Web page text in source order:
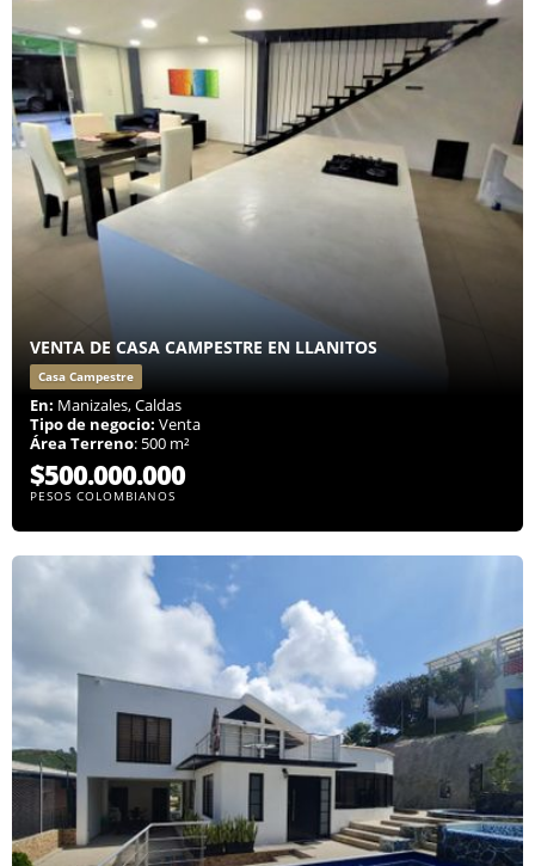
VENTA DE CASA CAMPESTRE EN LLANITOS
Casa Campestre
En: Manizales, Caldas
Tipo de negocio: Venta
Área Terreno: 500 m²
$500.000.000
PESOS COLOMBIANOS